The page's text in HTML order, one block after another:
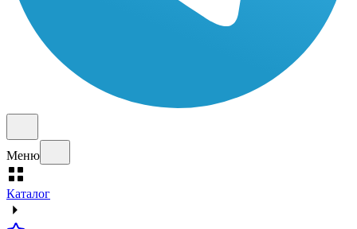
Меню
Каталог